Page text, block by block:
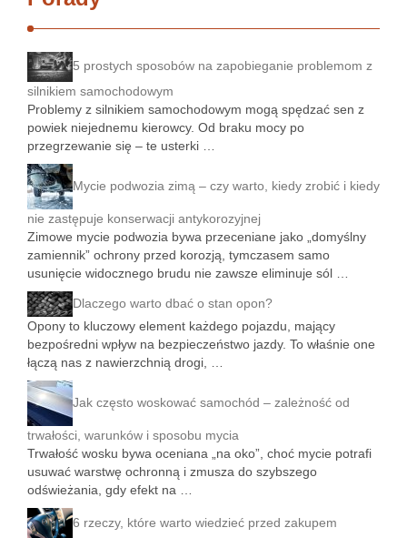
5 prostych sposobów na zapobieganie problemom z
silnikiem samochodowym
Problemy z silnikiem samochodowym mogą spędzać sen z
powiek niejednemu kierowcy. Od braku mocy po
przegrzewanie się – te usterki …
Mycie podwozia zimą – czy warto, kiedy zrobić i kiedy
nie zastępuje konserwacji antykorozyjnej
Zimowe mycie podwozia bywa przeceniane jako „domyślny
zamiennik” ochrony przed korozją, tymczasem samo
usunięcie widocznego brudu nie zawsze eliminuje sól …
Dlaczego warto dbać o stan opon?
Opony to kluczowy element każdego pojazdu, mający
bezpośredni wpływ na bezpieczeństwo jazdy. To właśnie one
łączą nas z nawierzchnią drogi, …
Jak często woskować samochód – zależność od
trwałości, warunków i sposobu mycia
Trwałość wosku bywa oceniana „na oko”, choć mycie potrafi
usuwać warstwę ochronną i zmusza do szybszego
odświeżania, gdy efekt na …
6 rzeczy, które warto wiedzieć przed zakupem